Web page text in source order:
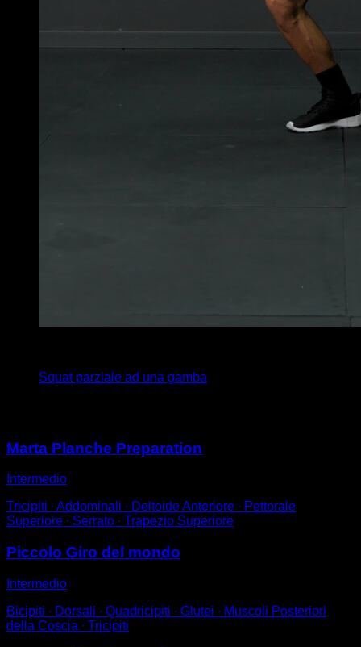
Squat parziale ad una gamba
Marta Planche Preparation
Intermedio
Tricipiti ∙ Addominali ∙ Deltoide Anteriore ∙ Pettorale
Superiore ∙ Serrato ∙ Trapezio Superiore
Piccolo Giro del mondo
Intermedio
Bicipiti ∙ Dorsali ∙ Quadricipiti ∙ Glutei ∙ Muscoli Posteriori
della Coscia ∙ Tricipiti